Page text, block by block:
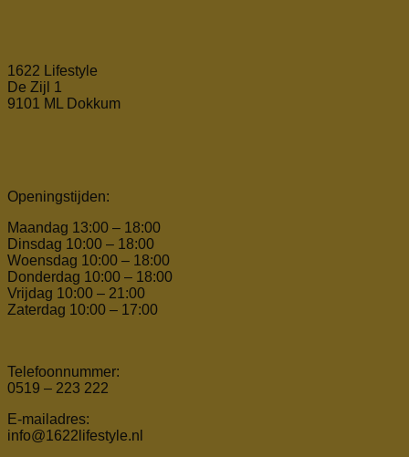
1622 Lifestyle
De Zijl 1
9101 ML Dokkum
Openingstijden:
Maandag 13:00 – 18:00
Dinsdag 10:00 – 18:00
Woensdag 10:00 – 18:00
Donderdag 10:00 – 18:00
Vrijdag 10:00 – 21:00
Zaterdag 10:00 – 17:00
Telefoonnummer:
0519 – 223 222
E-mailadres:
info@1622lifestyle.nl